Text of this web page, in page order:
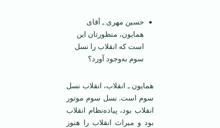
حسین مهری ـ آقای
همایون، منظورتان این
است که انقلاب را نسل
سوم به‌وجود آورد؟
همایون ـ انقلاب، انقلاب نسل
سوم است. نسل سوم موتور
انقلاب بود، پیاده‌نظام انقلاب
بود و میراث انقلاب را هنوز